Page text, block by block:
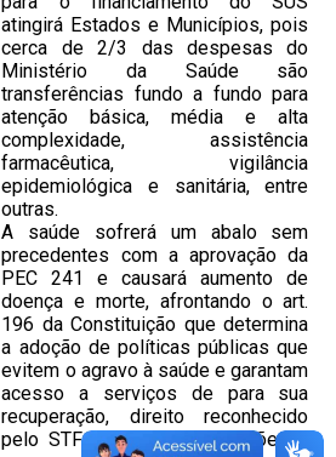
atingirá Estados e Municípios, pois
cerca de 2/3 das despesas do
Ministério da Saúde são
transferências fundo a fundo para
atenção básica, média e alta
complexidade, assistência
farmacêutica, vigilância
epidemiológica e sanitária, entre
outras.
A saúde sofrerá um abalo sem
precedentes com a aprovação da
PEC 241 e causará aumento de
doença e morte, afrontando o art.
196 da Constituição que determina
a adoção de políticas públicas que
evitem o agravo à saúde e garantam
acesso a serviços de para sua
recuperação, direito reconhecido
pelo STF em diversas decisões e